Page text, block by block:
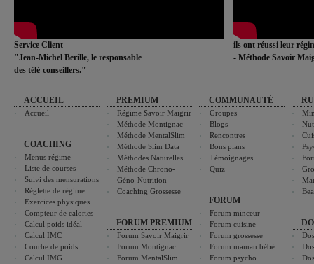
Service Client
"Jean-Michel Berille, le responsable
des télé-conseillers."
ils ont réussi leur
- Méthode Savoir
ACCUEIL
Accueil
COACHING
Menus régime
Liste de courses
Suivi des mensurations
Réglette de régime
Exercices physiques
Compteur de calories
Calcul poids idéal
Calcul IMC
Courbe de poids
Calcul IMG
PREMIUM
Régime Savoir Maigrir
Méthode Montignac
Méthode MentalSlim
Méthode Slim Data
Méthodes Naturelles
Méthode Chrono-
Géno-Nutrition
Coaching Grossesse
FORUM PREMIUM
Forum Savoir Maigrir
Forum Montignac
Forum MentalSlim
COMMUNAUTÉ
Groupes
Blogs
Rencontres
Bons plans
Témoignages
Quiz
FORUM
Forum minceur
Forum cuisine
Forum grossesse
Forum maman bébé
Forum psycho